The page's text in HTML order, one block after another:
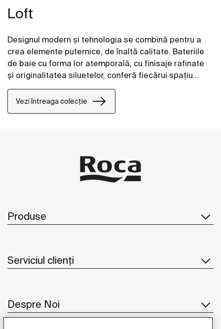
Loft
Designul modern și tehnologia se combină pentru a
crea elemente puternice, de înaltă calitate. Bateriile
de baie cu forma lor atemporală, cu finisaje rafinate
și originalitatea siluetelor, conferă fiecărui spațiu
eleganță și distincție.
Vezi întreaga colecție
Produse
Serviciul clienți
Despre Noi